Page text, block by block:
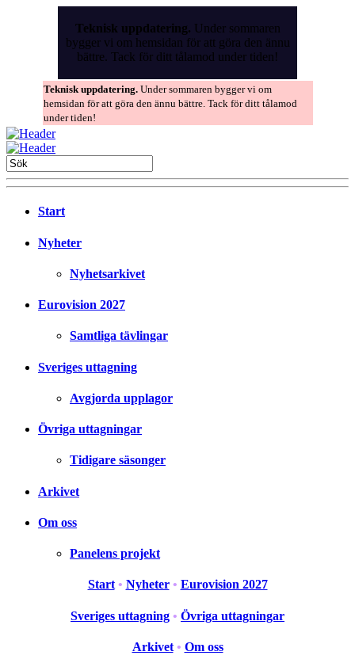
Teknisk uppdatering. Under sommaren
bygger vi om hemsidan för att göra den ännu
bättre. Tack för ditt tålamod under tiden!
Teknisk uppdatering. Under sommaren bygger vi om
hemsidan för att göra den ännu bättre. Tack för ditt tålamod
under tiden!
Start
Nyheter
Nyhetsarkivet
Eurovision 2027
Samtliga tävlingar
Sveriges uttagning
Avgjorda upplagor
Övriga uttagningar
Tidigare säsonger
Arkivet
Om oss
Panelens projekt
Start • Nyheter • Eurovision 2027
Sveriges uttagning • Övriga uttagningar
Arkivet • Om oss